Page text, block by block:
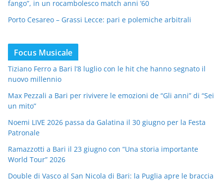
fango”, in un rocambolesco match anni ’60
Porto Cesareo – Grassi Lecce: pari e polemiche arbitrali
Focus Musicale
Tiziano Ferro a Bari l’8 luglio con le hit che hanno segnato il
nuovo millennio
Max Pezzali a Bari per rivivere le emozioni de “Gli anni” di “Sei
un mito”
Noemi LIVE 2026 passa da Galatina il 30 giugno per la Festa
Patronale
Ramazzotti a Bari il 23 giugno con “Una storia importante
World Tour” 2026
Double di Vasco al San Nicola di Bari: la Puglia apre le braccia